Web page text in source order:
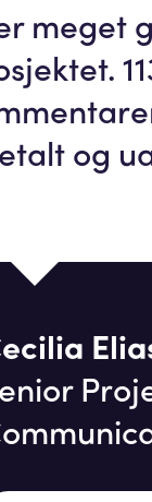
meget
og